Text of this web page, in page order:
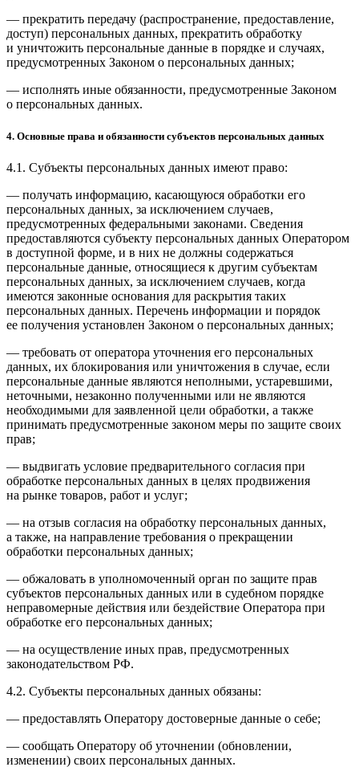
— прекратить передачу (распространение, предоставление,
доступ) персональных данных, прекратить обработку
и уничтожить персональные данные в порядке и случаях,
предусмотренных Законом о персональных данных;
— исполнять иные обязанности, предусмотренные Законом
о персональных данных.
4. Основные права и обязанности субъектов персональных данных
4.1. Субъекты персональных данных имеют право:
— получать информацию, касающуюся обработки его
персональных данных, за исключением случаев,
предусмотренных федеральными законами. Сведения
предоставляются субъекту персональных данных Оператором
в доступной форме, и в них не должны содержаться
персональные данные, относящиеся к другим субъектам
персональных данных, за исключением случаев, когда
имеются законные основания для раскрытия таких
персональных данных. Перечень информации и порядок
ее получения установлен Законом о персональных данных;
— требовать от оператора уточнения его персональных
данных, их блокирования или уничтожения в случае, если
персональные данные являются неполными, устаревшими,
неточными, незаконно полученными или не являются
необходимыми для заявленной цели обработки, а также
принимать предусмотренные законом меры по защите своих
прав;
— выдвигать условие предварительного согласия при
обработке персональных данных в целях продвижения
на рынке товаров, работ и услуг;
— на отзыв согласия на обработку персональных данных,
а также, на направление требования о прекращении
обработки персональных данных;
— обжаловать в уполномоченный орган по защите прав
субъектов персональных данных или в судебном порядке
неправомерные действия или бездействие Оператора при
обработке его персональных данных;
— на осуществление иных прав, предусмотренных
законодательством РФ.
4.2. Субъекты персональных данных обязаны:
— предоставлять Оператору достоверные данные о себе;
— сообщать Оператору об уточнении (обновлении,
изменении) своих персональных данных.